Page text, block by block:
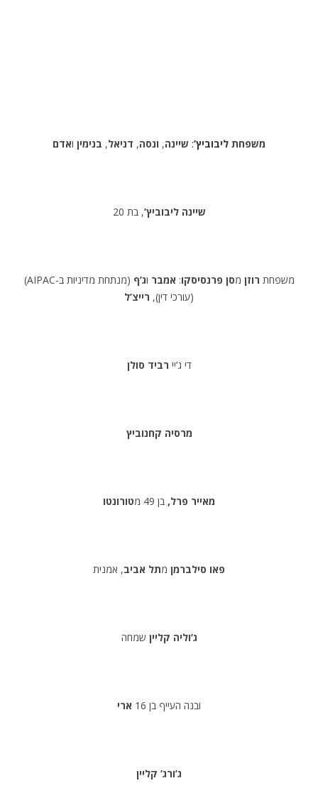
משפחת ליבוביץ’: שיינה, ונסה, דניאל, בנימין ואדם
שיינה ליבוביץ’, בת 20
(AIPAC-מנתחת מדיניות ב) משפחת רוזן מסן פרנסיסקו: אמבר וג’ף
(עורכי דין), רייצ’ל
די ג’יי רביד סולן
מרסיה קחנוביץ
מאייר פרל, בן 49 מ טורונטו
פאו סילברמן מתל אביב, אמנית
ג’וליה קליין שמחה
ובנה העייף בן 16 ארי
ג’ורג’ קליין